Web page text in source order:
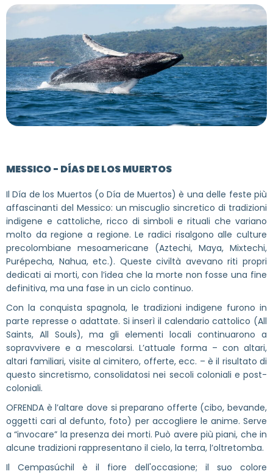
MESSICO - DÍAS DE LOS MUERTOS
Il Día de los Muertos (o Día de Muertos) è una delle feste più
affascinanti del Messico: un miscuglio sincretico di tradizioni
indigene e cattoliche, ricco di simboli e rituali che variano
molto da regione a regione. Le radici risalgono alle culture
precolombiane mesoamericane (Aztechi, Maya, Mixtechi,
Purépecha, Nahua, etc.). Queste civiltà avevano riti propri
dedicati ai morti, con l’idea che la morte non fosse una fine
definitiva, ma una fase in un ciclo continuo.
Con la conquista spagnola, le tradizioni indigene furono in
parte represse o adattate. Si inserì il calendario cattolico (All
Saints, All Souls), ma gli elementi locali continuarono a
sopravvivere e a mescolarsi. L’attuale forma – con altari,
altari familiari, visite al cimitero, offerte, ecc. – è il risultato di
questo sincretismo, consolidatosi nei secoli coloniali e post-
coloniali.
OFRENDA è l’altare dove si preparano offerte (cibo, bevande,
oggetti cari al defunto, foto) per accogliere le anime. Serve
a “invocare” la presenza dei morti. Può avere più piani, che in
alcune tradizioni rappresentano il cielo, la terra, l’oltretomba.
Il Cempasúchil è il fiore dell'occasione; il suo colore